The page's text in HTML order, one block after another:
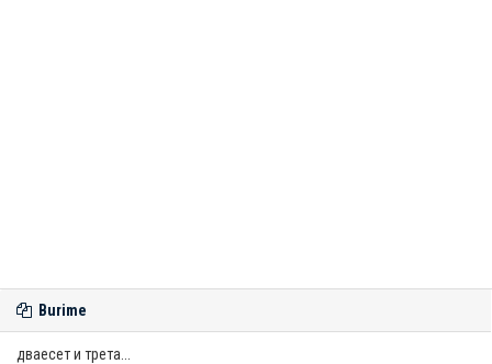
Burime
дваесет и трета...